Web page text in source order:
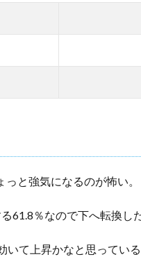
と強気になるのが怖い。
61.8％なので下へ転換し
て上昇かなと思っている